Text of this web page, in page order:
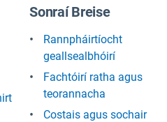
Sonraí Breise
Rannpháirtíocht
geallsealbhóirí
Fachtóirí ratha agus
teorannacha
Costais agus sochair